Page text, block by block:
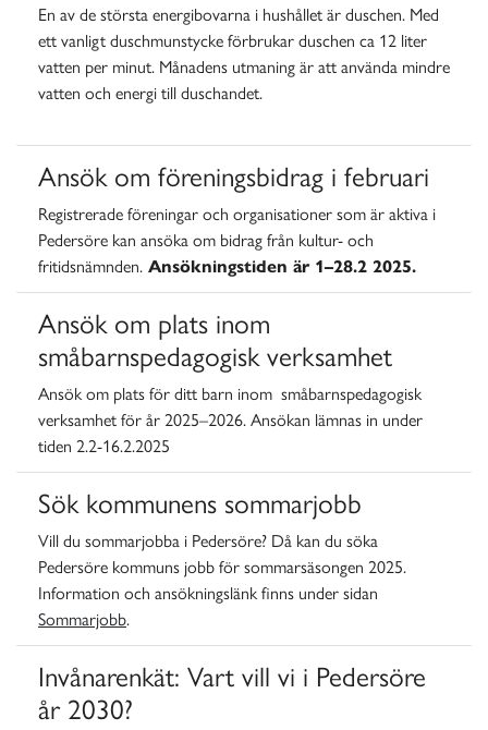
En av de största energibovarna i hushållet är duschen. Med
ett vanligt duschmunstycke förbrukar duschen ca 12 liter
vatten per minut. Månadens utmaning är att använda mindre
vatten och energi till duschandet.
Ansök om föreningsbidrag i februari
Registrerade föreningar och organisationer som är aktiva i
Pedersöre kan ansöka om bidrag från kultur- och
fritidsnämnden. Ansökningstiden är 1–28.2 2025.
Ansök om plats inom
småbarnspedagogisk verksamhet
Ansök om plats för ditt barn inom småbarnspedagogisk
verksamhet för år 2025–2026. Ansökan lämnas in under
tiden 2.2-16.2.2025
Sök kommunens sommarjobb
Vill du sommarjobba i Pedersöre? Då kan du söka
Pedersöre kommuns jobb för sommarsäsongen 2025.
Information och ansökningslänk finns under sidan
Sommarjobb.
Invånarenkät: Vart vill vi i Pedersöre
år 2030?